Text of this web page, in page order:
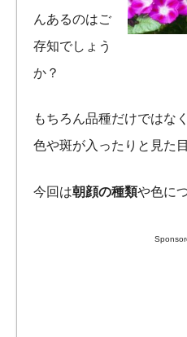
んあるのはご
存知でしょう
か？
もちろん品種だけではなく
色や斑が入ったりと見た
今回は朝顔の種類や色に